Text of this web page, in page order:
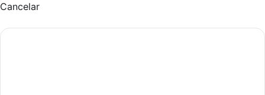
Cancelar